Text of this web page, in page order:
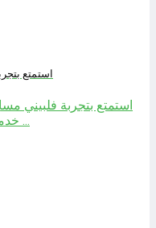
استمتع
استمتع بتجربة فلبيني
خدمة فلبيني مساج الرياض واحدة من أكثر ...